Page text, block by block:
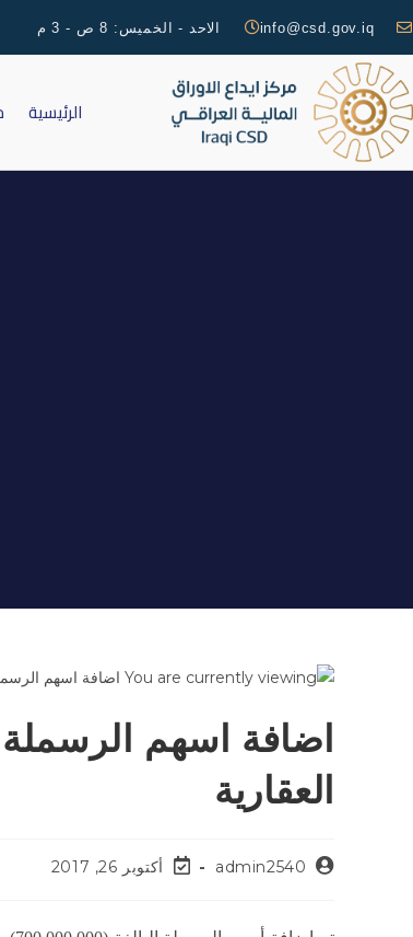
info@csd.gov.iq الاحد - الخميس: 8 ص - 3 م
الرئيسية
اضافة اسهم
العقارية
admin2540 أكتوبر 26, 2017